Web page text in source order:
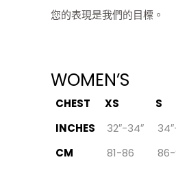
您的表現是我們的目標。
WOMEN’S
CHEST XS S
INCHES
32″-34″
CM
81-86 86-